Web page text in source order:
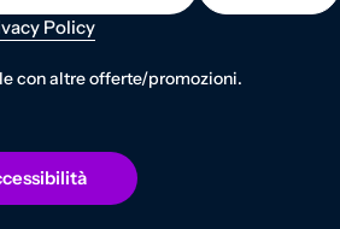
Policy
con altre offerte/promozioni.